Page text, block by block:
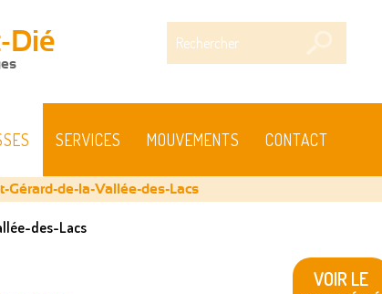
Dié
SERVICES MOUVEMENTS CONTACT
Gérard-de-la-Vallée-des-Lacs
des-Lacs
VOIR LE